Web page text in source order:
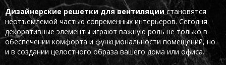
Дизайнерские решетки для вентиляциистановятся
неотъемлемой частью современных интерьеров. Сегодня
декоративные элементы играют важную роль не только в
обеспечении комфорта и функциональности помещений, но
и в создании целостного образа вашего дома или офиса.